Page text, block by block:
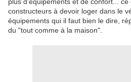
constructeurs à devoir loger dans le
équipements qui il faut bien le dire,
du "tout comme à la maison".